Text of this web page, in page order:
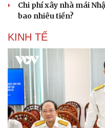
Chi phí xây nhà mái
bao nhiêu tiền?
KINH TẾ